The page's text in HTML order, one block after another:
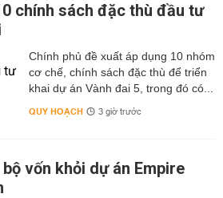
chính sách đặc thù đầu tư
Chính phủ đề xuất áp dụng 10 nhóm
cơ chế, chính sách đặc thù để triển
khai dự án Vành đai 5, trong đó có...
QUY HOẠCH 3 giờ trước
vốn khỏi dự án Empire